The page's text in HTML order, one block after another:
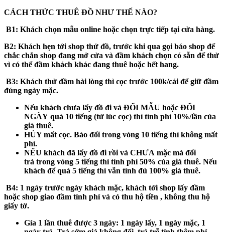
CÁCH THỨC THUÊ ĐỒ NHƯ THẾ NÀO?
B1: Khách chọn mẫu online hoặc chọn trực tiếp tại cửa hàng.
B2: Khách hẹn tới shop thử đồ, trước khi qua gọi báo shop để
chắc chắn shop đang mở cửa và đầm khách chọn có sẵn để thử
vì có thể đầm khách khác đang thuê hoặc hết hang.
B3: Khách thử đầm hài lòng thì cọc trước 100k/cái để giữ đầm
đúng ngày mặc.
Nếu khách chưa lấy đồ đi và ĐỔI MẪU hoặc ĐỔI
NGÀY quá 10 tiếng (từ lúc cọc) thì tính phí 10%/lần của
giá thuê.
HỦY mất cọc. Báo đổi trong vòng 10 tiếng thì không mất
phí.
NẾU khách đã lấy đồ đi rồi và CHƯA mặc mà đổi
trả trong vòng 5 tiếng thì tính phí 50% của giá thuê. Nếu
khách đểquá 5 tiếng thì vẫn tính đủ 100% giá thuê.
B4: 1 ngày trước ngày khách mặc, khách tới shop lấy đầm
hoặc shop giao đầm tính phí và có thu hộ tiền , không thu hộ
giấy tờ.
Gía 1 lần thuê được 3 ngày: 1 ngày lấy, 1 ngày mặc, 1